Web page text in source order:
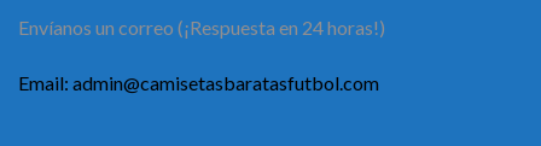
Envíanos un correo (¡Respuesta en 24 horas!)
Email: admin@camisetasbaratasfutbol.com